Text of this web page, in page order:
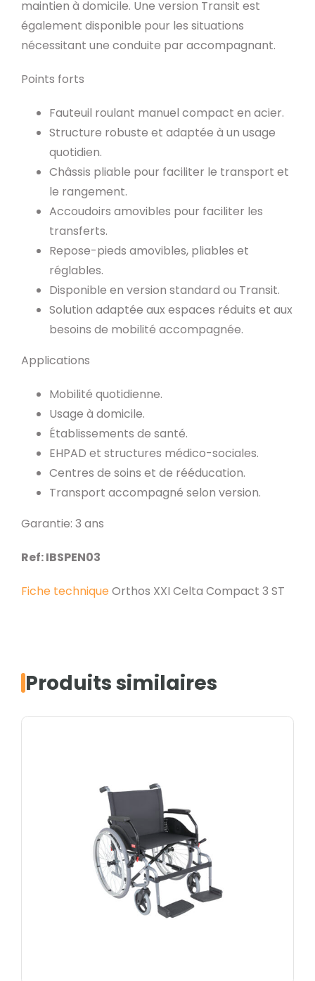
maintien à domicile. Une version Transit est
également disponible pour les situations
nécessitant une conduite par accompagnant.
Points forts
Fauteuil roulant manuel compact en acier.
Structure robuste et adaptée à un usage
quotidien.
Châssis pliable pour faciliter le transport et
le rangement.
Accoudoirs amovibles pour faciliter les
transferts.
Repose-pieds amovibles, pliables et
réglables.
Disponible en version standard ou Transit.
Solution adaptée aux espaces réduits et aux
besoins de mobilité accompagnée.
Applications
Mobilité quotidienne.
Usage à domicile.
Établissements de santé.
EHPAD et structures médico-sociales.
Centres de soins et de rééducation.
Transport accompagné selon version.
Garantie: 3 ans
Ref: IBSPEN03
Fiche techniqueOrthos XXI Celta Compact 3 ST
Produits similaires